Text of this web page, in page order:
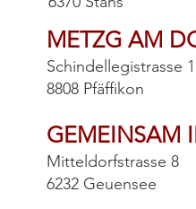
METZG AM
Schindellegistrasse 1
8808 Pfäffikon
GEMEINSAM
Mitteldorfstrasse 8
6232 Geuensee